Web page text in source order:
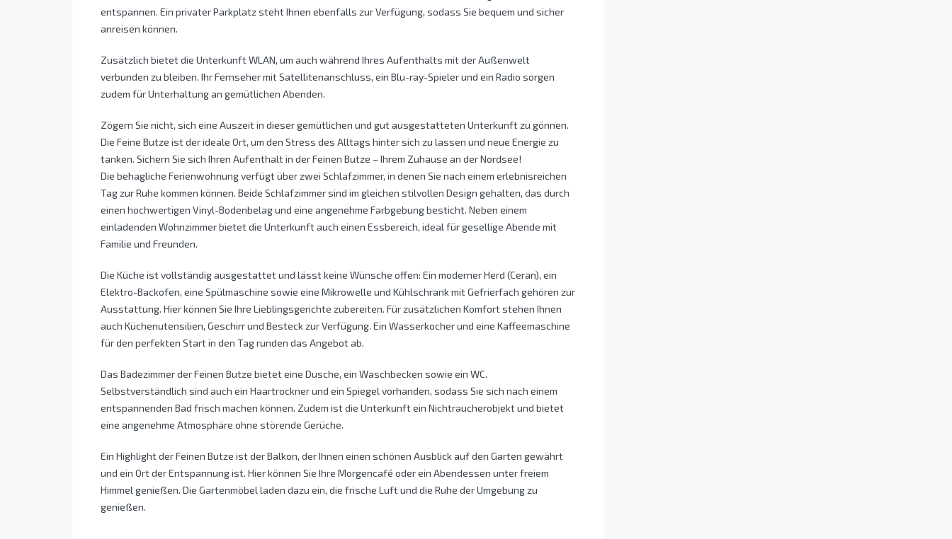
entspannen. Ein privater Parkplatz steht Ihnen ebenfalls zur Verfügung, sodass Sie bequem und sicher
anreisen können.
Zusätzlich bietet die Unterkunft WLAN, um auch während Ihres Aufenthalts mit der Außenwelt
verbunden zu bleiben. Ihr Fernseher mit Satellitenanschluss, ein Blu-ray-Spieler und ein Radio sorgen
zudem für Unterhaltung an gemütlichen Abenden.
Zögern Sie nicht, sich eine Auszeit in dieser gemütlichen und gut ausgestatteten Unterkunft zu gönnen.
Die Feine Butze ist der ideale Ort, um den Stress des Alltags hinter sich zu lassen und neue Energie zu
tanken. Sichern Sie sich Ihren Aufenthalt in der Feinen Butze – Ihrem Zuhause an der Nordsee!
Die behagliche Ferienwohnung verfügt über zwei Schlafzimmer, in denen Sie nach einem erlebnisreichen
Tag zur Ruhe kommen können. Beide Schlafzimmer sind im gleichen stilvollen Design gehalten, das durch
einen hochwertigen Vinyl-Bodenbelag und eine angenehme Farbgebung besticht. Neben einem
einladenden Wohnzimmer bietet die Unterkunft auch einen Essbereich, ideal für gesellige Abende mit
Familie und Freunden.
Die Küche ist vollständig ausgestattet und lässt keine Wünsche offen: Ein moderner Herd (Ceran), ein
Elektro-Backofen, eine Spülmaschine sowie eine Mikrowelle und Kühlschrank mit Gefrierfach gehören zur
Ausstattung. Hier können Sie Ihre Lieblingsgerichte zubereiten. Für zusätzlichen Komfort stehen Ihnen
auch Küchenutensilien, Geschirr und Besteck zur Verfügung. Ein Wasserkocher und eine Kaffeemaschine
für den perfekten Start in den Tag runden das Angebot ab.
Das Badezimmer der Feinen Butze bietet eine Dusche, ein Waschbecken sowie ein WC.
Selbstverständlich sind auch ein Haartrockner und ein Spiegel vorhanden, sodass Sie sich nach einem
entspannenden Bad frisch machen können. Zudem ist die Unterkunft ein Nichtraucherobjekt und bietet
eine angenehme Atmosphäre ohne störende Gerüche.
Ein Highlight der Feinen Butze ist der Balkon, der Ihnen einen schönen Ausblick auf den Garten gewährt
und ein Ort der Entspannung ist. Hier können Sie Ihre Morgencafé oder ein Abendessen unter freiem
Himmel genießen. Die Gartenmöbel laden dazu ein, die frische Luft und die Ruhe der Umgebung zu
genießen.